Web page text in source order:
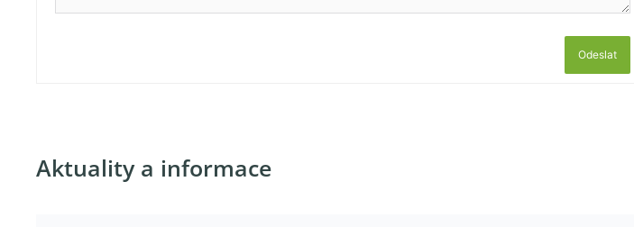
Odeslat
Aktuality a informace